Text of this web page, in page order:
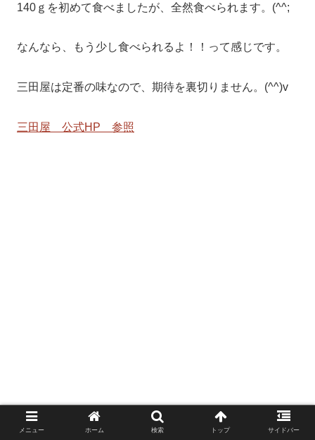
140ｇを初めて食べましたが、全然食べられます。(^^;
なんなら、もう少し食べられるよ！！って感じです。
三田屋は定番の味なので、期待を裏切りません。(^^)v
三田屋 公式HP 参照
メニュー ホーム 検索 トップ サイドバー